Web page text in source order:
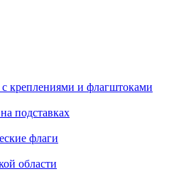
креплениями и флагштоками
подставках
флаги
области